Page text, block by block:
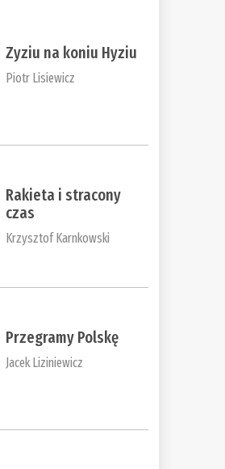
Zyziu na koniu Hyziu
Piotr Lisiewicz
Rakieta i stracony
czas
Krzysztof Karnkowski
Przegramy Polskę
Jacek Liziniewicz